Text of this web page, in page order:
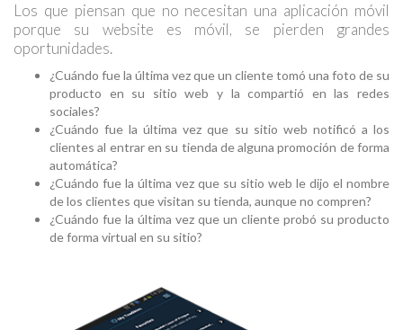
Los que piensan que no necesitan una aplicación móvil
porque su website es móvil, se pierden grandes
oportunidades.
¿Cuándo fue la última vez que un cliente tomó una foto de su
producto en su sitio web y la compartió en las redes
sociales?
¿Cuándo fue la última vez que su sitio web notificó a los
clientes al entrar en su tienda de alguna promoción de forma
automática?
¿Cuándo fue la última vez que su sitio web le dijo el nombre
de los clientes que visitan su tienda, aunque no compren?
¿Cuándo fue la última vez que un cliente probó su producto
de forma virtual en su sitio?